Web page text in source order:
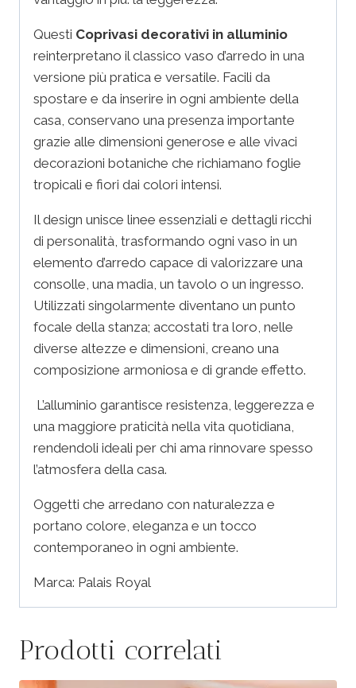
Questi Coprivasi decorativi in alluminio
reinterpretano il classico vaso d’arredo in una
versione più pratica e versatile. Facili da
spostare e da inserire in ogni ambiente della
casa, conservano una presenza importante
grazie alle dimensioni generose e alle vivaci
decorazioni botaniche che richiamano foglie
tropicali e fiori dai colori intensi.
Il design unisce linee essenziali e dettagli ricchi
di personalità, trasformando ogni vaso in un
elemento d’arredo capace di valorizzare una
consolle, una madia, un tavolo o un ingresso.
Utilizzati singolarmente diventano un punto
focale della stanza; accostati tra loro, nelle
diverse altezze e dimensioni, creano una
composizione armoniosa e di grande effetto.
L’alluminio garantisce resistenza, leggerezza e
una maggiore praticità nella vita quotidiana,
rendendoli ideali per chi ama rinnovare spesso
l’atmosfera della casa.
Oggetti che arredano con naturalezza e
portano colore, eleganza e un tocco
contemporaneo in ogni ambiente.
Marca: Palais Royal
Prodotti correlati